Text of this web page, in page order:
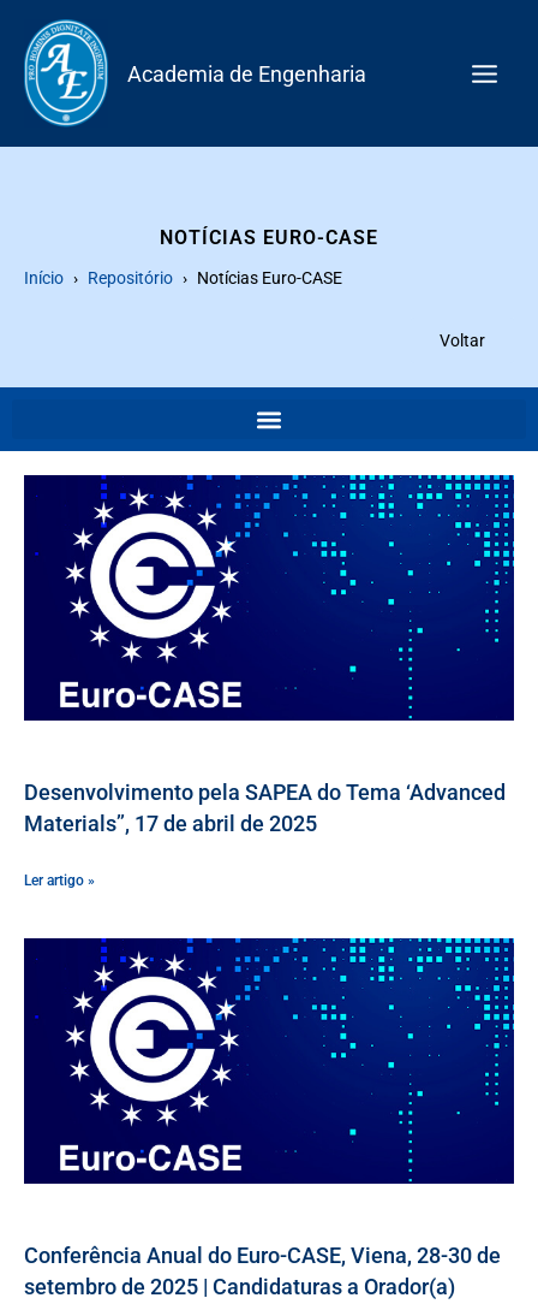
content
Academia de Engenharia
NOTÍCIAS EURO-CASE
Início Repositório Notícias Euro-CASE
Voltar
Desenvolvimento pela SAPEA do Tema ‘Advanced
Materials’’, 17 de abril de 2025
Ler artigo »
Conferência Anual do Euro-CASE, Viena, 28-30 de
setembro de 2025 | Candidaturas a Orador(a)